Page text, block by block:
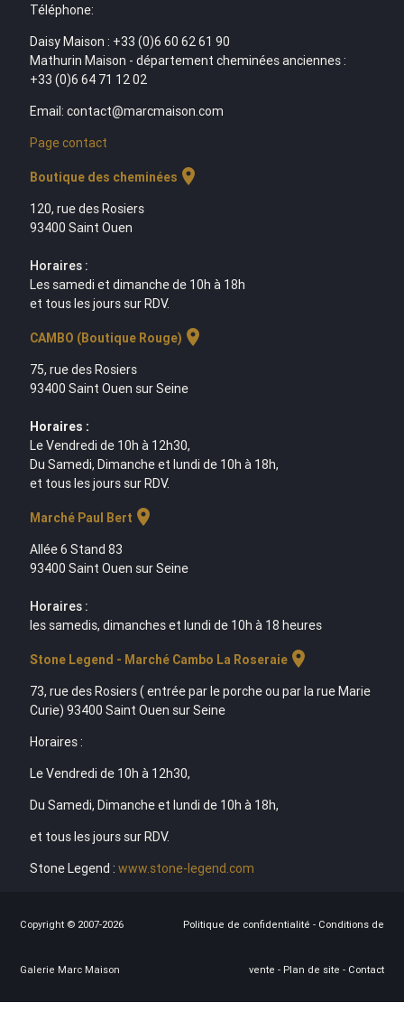
Téléphone:
Daisy Maison : +33 (0)6 60 62 61 90
Mathurin Maison - département cheminées anciennes :
+33 (0)6 64 71 12 02
Email: contact@marcmaison.com
Page contact
Boutique des cheminées location_on
120, rue des Rosiers
93400 Saint Ouen
Horaires :
Les samedi et dimanche de 10h à 18h
et tous les jours sur RDV.
CAMBO (Boutique Rouge) location_on
75, rue des Rosiers
93400 Saint Ouen sur Seine
Horaires :
Le Vendredi de 10h à 12h30,
Du Samedi, Dimanche et lundi de 10h à 18h,
et tous les jours sur RDV.
Marché Paul Bert location_on
Allée 6 Stand 83
93400 Saint Ouen sur Seine
Horaires :
les samedis, dimanches et lundi de 10h à 18 heures
Stone Legend - Marché Cambo La Roseraielocation_on
73, rue des Rosiers ( entrée par le porche ou par la rue Marie
Curie) 93400 Saint Ouen sur Seine
Horaires :
Le Vendredi de 10h à 12h30,
Du Samedi, Dimanche et lundi de 10h à 18h,
et tous les jours sur RDV.
Stone Legend : www.stone-legend.com
Copyright © 2007-2026
Galerie Marc Maison
Politique de confidentialité - Conditions de
vente - Plan de site - Contact